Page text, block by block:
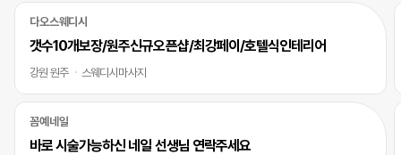
다오스웨디시
갯수10개보장/원주신규오픈샵/최강페이/호텔식인테리어
강원 원주 스웨디시마사지
꼼예네일
바로 시술가능하신 네일 선생님 연락주세요